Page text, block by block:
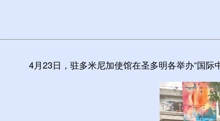
4月23日，驻多米尼加使馆在圣多明各举办“国